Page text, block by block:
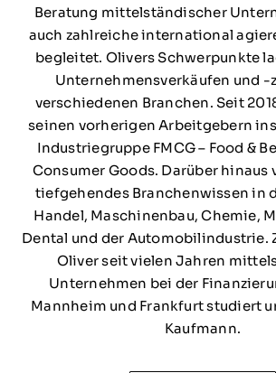
Beratung mittelständischer
auch zahlreiche international
begleitet. Olivers Schwerpunkte
Unternehmensverkäufen und -
verschiedenen Branchen. Seit
seinen vorherigen Arbeitgebern
Industriegruppe FMCG – Food &
Consumer Goods. Darüber hinaus
tiefgehendes Branchenwissen in
Handel, Maschinenbau, Chemie,
Dental und der Automobilindustrie.
Oliver seit vielen Jahren
Unternehmen bei der
Mannheim und Frankfurt studiert
Kaufmann.